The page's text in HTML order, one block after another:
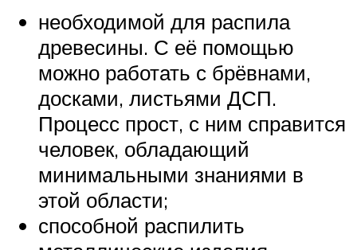
необходимой для распила
древесины. С её помощью
можно работать с брёвнами,
досками, листьями ДСП.
Процесс прост, с ним справится
человек, обладающий
минимальными знаниями в
этой области;
способной распилить